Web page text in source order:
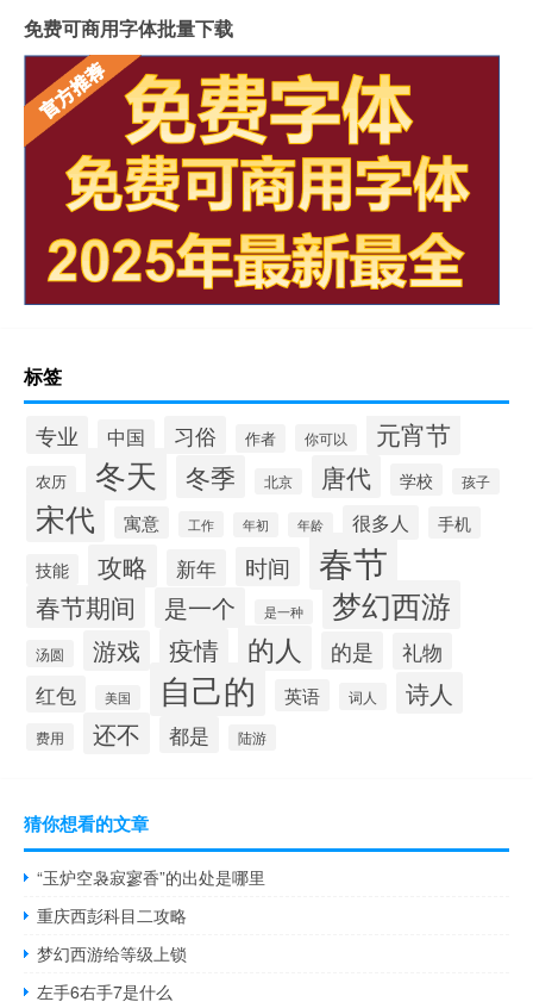
免费可商用字体批量下载
标签
专业 中国 习俗 作者 你可以 元宵节
农历 冬天 冬季 北京 唐代 学校 孩子
宋代 寓意 工作 年初 年龄 很多人 手机
技能 攻略 新年 时间 春节
春节期间 是一个 是一种 梦幻西游
汤圆 游戏 疫情 的人 的是
礼物
红包
美国 自己的 英语 词人 诗人
费用 还不 都是 陆游
猜你想看的文章
“玉炉空袅寂寥香”的出处是哪里
重庆西彭科目二攻略
梦幻西游给等级上锁
左手6右手7是什么